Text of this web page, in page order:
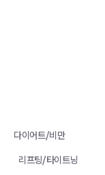
다이어트/비만
리프팅/타이트닝